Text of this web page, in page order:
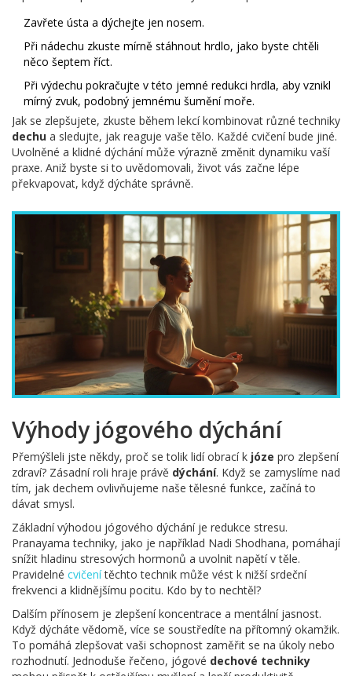
Zavřete ústa a dýchejte jen nosem.
Při nádechu zkuste mírně stáhnout hrdlo, jako byste chtěli
něco šeptem říct.
Při výdechu pokračujte v této jemné redukci hrdla, aby vznikl
mírný zvuk, podobný jemnému šumění moře.
Jak se zlepšujete, zkuste během lekcí kombinovat různé techniky
dechu a sledujte, jak reaguje vaše tělo. Každé cvičení bude jiné.
Uvolněné a klidné dýchání může výrazně změnit dynamiku vaší
praxe. Aniž byste si to uvědomovali, život vás začne lépe
překvapovat, když dýcháte správně.
Výhody jógového dýchání
Přemýšleli jste někdy, proč se tolik lidí obrací k józe pro zlepšení
zdraví? Zásadní roli hraje právě dýchání. Když se zamyslíme nad
tím, jak dechem ovlivňujeme naše tělesné funkce, začíná to
dávat smysl.
Základní výhodou jógového dýchání je redukce stresu.
Pranayama techniky, jako je například Nadi Shodhana, pomáhají
snížit hladinu stresových hormonů a uvolnit napětí v těle.
Pravidelné cvičenítěchto technik může vést k nižší srdeční
frekvenci a klidnějšímu pocitu. Kdo by to nechtěl?
Dalším přínosem je zlepšení koncentrace a mentální jasnost.
Když dýcháte vědomě, více se soustředíte na přítomný okamžik.
To pomáhá zlepšovat vaši schopnost zaměřit se na úkoly nebo
rozhodnutí. Jednoduše řečeno, jógové dechové techniky